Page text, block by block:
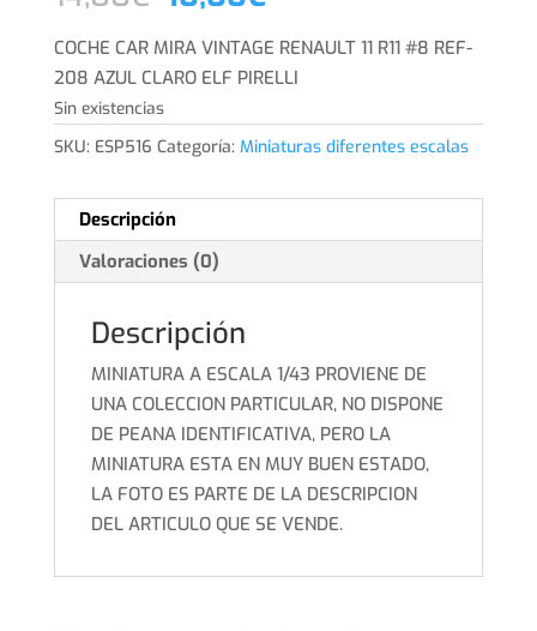
original
era:
14,00€.
actual
es:
10,00€.
COCHE CAR MIRA VINTAGE RENAULT 11 R11 #8 REF-
208 AZUL CLARO ELF PIRELLI
Sin existencias
SKU: ESP516 Categoría: Miniaturas diferentes escalas
Descripción
Valoraciones (0)
Descripción
MINIATURA A ESCALA 1/43 PROVIENE DE
UNA COLECCION PARTICULAR, NO DISPONE
DE PEANA IDENTIFICATIVA, PERO LA
MINIATURA ESTA EN MUY BUEN ESTADO,
LA FOTO ES PARTE DE LA DESCRIPCION
DEL ARTICULO QUE SE VENDE.